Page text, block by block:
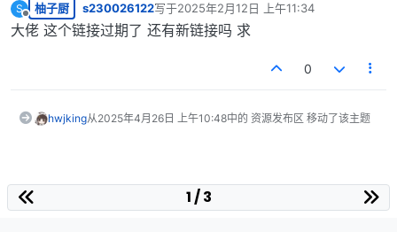
S
离线
柚子厨 s230026122写于2025年2月12日 上午11:34
最后由 编辑
大佬 这个链接过期了 还有新链接吗 求
0
hwjking从2025年4月26日 上午10:48中的 资源发布区 移动了该主题
1 / 3